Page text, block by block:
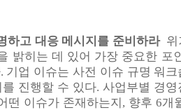
하고 대응 메시지를 준비하라
밝히는 데 있어 가장 중요한 포
. 기업 이슈는 사전 이슈 규명 워
를 진행할 수 있다. 사업부별 경
떤 이슈가 존재하는지 , 향후 6개